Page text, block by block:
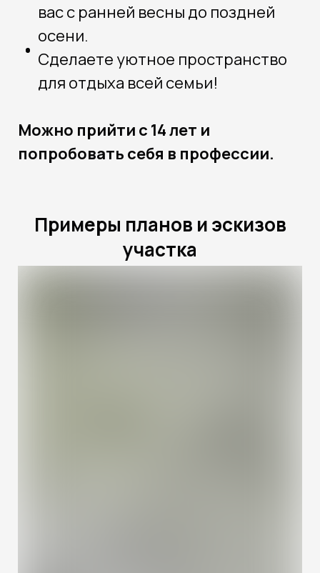
вас с ранней весны до поздней
осени.
Сделаете уютное пространство
для отдыха всей семьи!
Можно прийти с 14 лет и
попробовать себя в профессии.
Примеры планов и эскизов
участка